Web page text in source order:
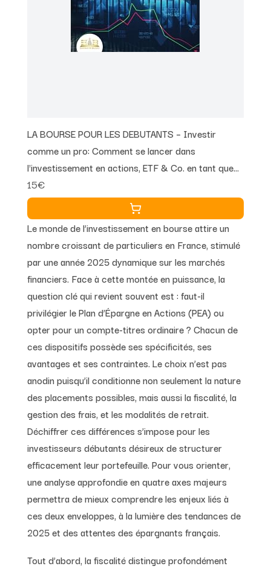
LA BOURSE POUR LES DEBUTANTS – Investir
comme un pro: Comment se lancer dans
l'investissement en actions, ETF & Co. en tant que
débutant avec peu de capital et réussir à obtenir
d'énormes bénéfices
15€
Le monde de l’investissement en bourse attire un
nombre croissant de particuliers en France, stimulé
par une année 2025 dynamique sur les marchés
financiers. Face à cette montée en puissance, la
question clé qui revient souvent est : faut-il
privilégier le Plan d’Épargne en Actions (PEA) ou
opter pour un compte-titres ordinaire ? Chacun de
ces dispositifs possède ses spécificités, ses
avantages et ses contraintes. Le choix n’est pas
anodin puisqu’il conditionne non seulement la nature
des placements possibles, mais aussi la fiscalité, la
gestion des frais, et les modalités de retrait.
Déchiffrer ces différences s’impose pour les
investisseurs débutants désireux de structurer
efficacement leur portefeuille. Pour vous orienter,
une analyse approfondie en quatre axes majeurs
permettra de mieux comprendre les enjeux liés à
ces deux enveloppes, à la lumière des tendances de
2025 et des attentes des épargnants français.
Tout d’abord, la fiscalité distingue profondément